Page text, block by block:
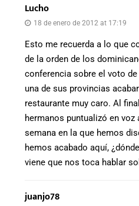
Lucho
18 de enero de 2012 at 17:19
Esto me recuerda a lo que
de la orden de los
conferencia sobre el voto
una de sus provincias
restaurante muy caro. Al
hermanos puntualizó en voz
semana en la que hemos
hemos acabado aquí,
viene que nos toca hablar
juanjo78